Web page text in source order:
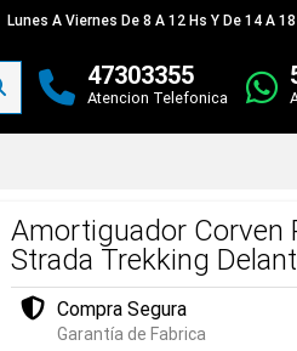
Lunes A Viernes De 8 A 12 Hs Y De 14 A
47303355
Atencion Telefonica
Amortiguador Corven
Strada Trekking
Compra Segura
Garantía de Fabrica